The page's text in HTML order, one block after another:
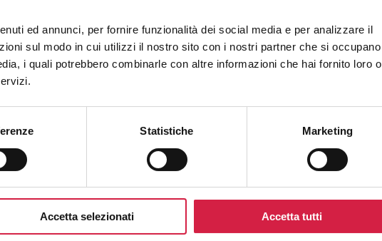
ed annunci, per fornire funzionalità dei social media e per analizzare il
sul modo in cui utilizzi il nostro sito con i nostri partner che si occupano
i quali potrebbero combinarle con altre informazioni che hai fornito loro o
Statistiche Marketing
Accetta selezionati Accetta tutti
pratiche su come affrontarli